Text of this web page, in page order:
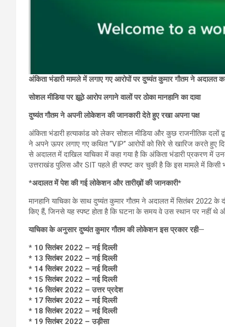
अंकिता भंडारी मामले में लगाए गए आरोपों पर दुष्यंत कुमार गौतम ने अदालत
सोशल मीडिया पर झूठे आरोप लगाने वालों पर ठोका मानहानि का दावा
दुष्यंत गौतम ने अपनी लोकेशन की जानकारी देते हुए रखा अपना पक्ष
अंकिता भंडारी हत्याकांड को लेकर सोशल मीडिया और कुछ राजनीतिक दलों
ने अपने ऊपर लगाए गए कथित “VIP” आरोपों को सिरे से खारिज करते हुए
से अदालत में दाखिल याचिका में कहा गया है कि अंकिता भंडारी प्रकरण में
उत्तराखंड पुलिस और SIT पहले ही स्पष्ट कर चुकी है कि इस मामले में किसी
*अदालत में पेश की गई लोकेशन और तारीख़ों की जानकारी*
मानहानि याचिका के साथ दुष्यंत कुमार गौतम ने अदालत में सितंबर 2022
किए हैं, जिनसे यह स्पष्ट होता है कि घटना के समय वे उस स्थान पर नहीं
याचिका के अनुसार दुष्यंत कुमार गौतम की लोकेशन इस प्रकार रही—
* 10 सितंबर 2022 – नई दिल्ली
* 13 सितंबर 2022 – नई दिल्ली
* 14 सितंबर 2022 – नई दिल्ली
* 15 सितंबर 2022 – नई दिल्ली
* 16 सितंबर 2022 – उत्तर प्रदेश
* 17 सितंबर 2022 – नई दिल्ली
* 18 सितंबर 2022 – नई दिल्ली
* 19 सितंबर 2022 – उड़ीसा